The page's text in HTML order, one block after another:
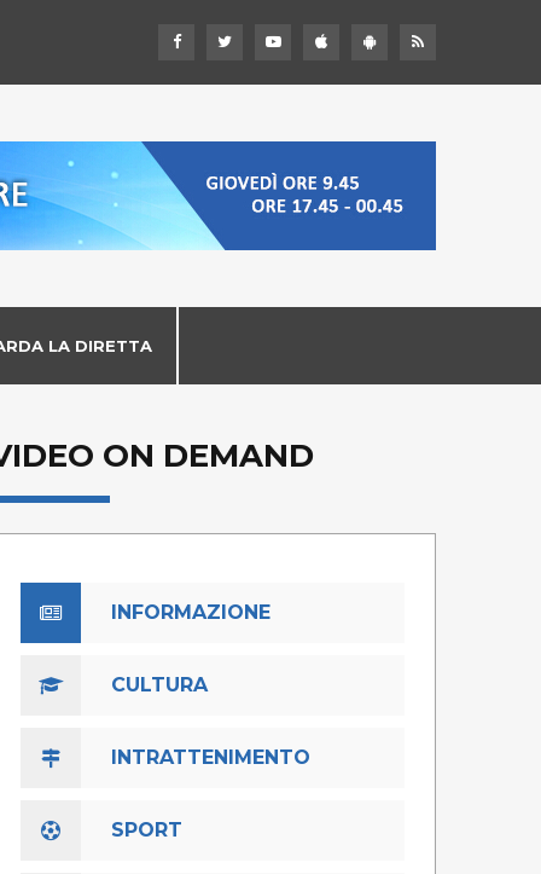
LA DIRETTA
ON DEMAND
INFORMAZIONE
CULTURA
INTRATTENIMENTO
SPORT